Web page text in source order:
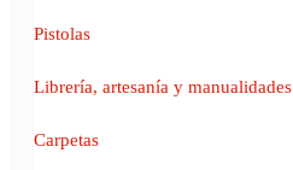
Pistolas
Librería, artesanía y manualidades
Carpetas